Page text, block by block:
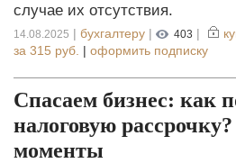
случае их отсутствия.
14.08.2025 | бухгалтеру | 403 |
за 315 руб. | оформить подписку
Спасаем бизнес: как
налоговую
моменты